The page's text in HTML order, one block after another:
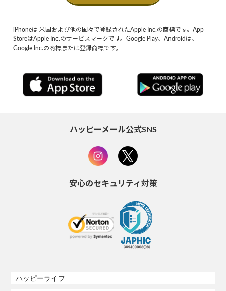
iPhoneは 米国および他の国々で登録されたApple Inc.の商標です。App
StoreはApple Inc.のサービスマークです。Google Play、Androidは、
Google Inc.の商標または登録商標です。
ハッピーメール公式SNS
安心のセキュリティ対策
ハッピーライフ